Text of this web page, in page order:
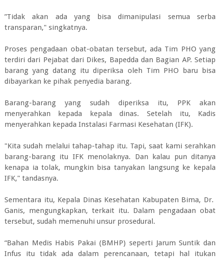
”Tidak akan ada yang bisa dimanipulasi semua serba
transparan," singkatnya.
Proses pengadaan obat-obatan tersebut, ada Tim PHO yang
terdiri dari Pejabat dari Dikes, Bapedda dan Bagian AP. Setiap
barang yang datang itu diperiksa oleh Tim PHO baru bisa
dibayarkan ke pihak penyedia barang.
Barang-barang yang sudah diperiksa itu, PPK akan
menyerahkan kepada kepala dinas. Setelah itu, Kadis
menyerahkan kepada Instalasi Farmasi Kesehatan (IFK).
"Kita sudah melalui tahap-tahap itu. Tapi, saat kami serahkan
barang-barang itu IFK menolaknya. Dan kalau pun ditanya
kenapa ia tolak, mungkin bisa tanyakan langsung ke kepala
IFK," tandasnya.
Sementara itu, Kepala Dinas Kesehatan Kabupaten Bima, Dr.
Ganis, mengungkapkan, terkait itu. Dalam pengadaan obat
tersebut, sudah memenuhi unsur prosedural.
“Bahan Medis Habis Pakai (BMHP) seperti Jarum Suntik dan
Infus itu tidak ada dalam perencanaan, tetapi hal itukan